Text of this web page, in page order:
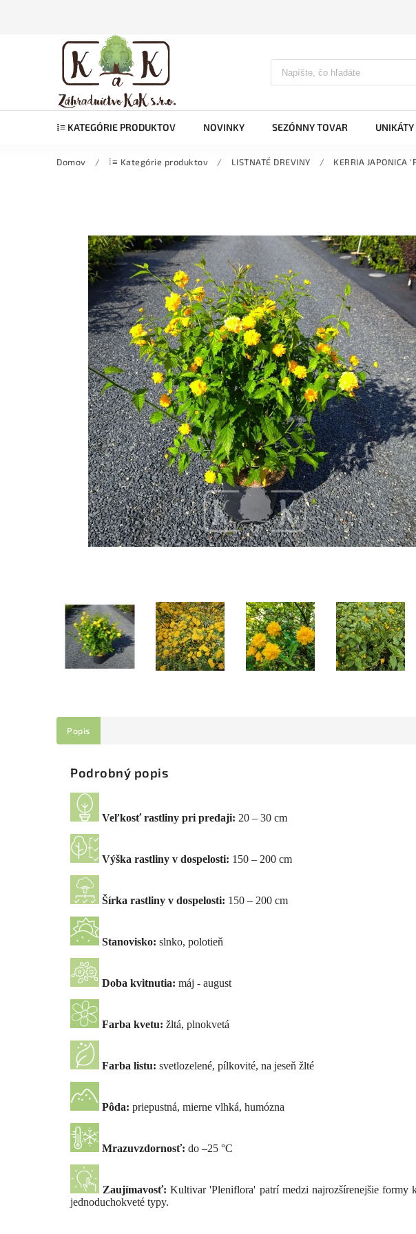
⁞≡ KATEGÓRIE PRODUKTOV NOVINKY SEZÓNNY TOVAR
Domov / ⁞≡ Kategórie produktov / LISTNATÉ DREVINY / KERRIA JAPONICA
Popis
Podrobný popis
Veľkosť rastliny pri predaji: 20 – 30 cm
Výška rastliny v dospelosti: 150 – 200 cm
Šírka rastliny v dospelosti: 150 – 200 cm
Stanovisko: slnko, polotieň
Doba kvitnutia: máj - august
Farba kvetu: žltá, plnokvetá
Farba listu: svetlozelené, pílkovité, na jeseň žlté
Pôda: priepustná, mierne vlhká, humózna
Mrazuvzdornosť: do –25 °C
Zaujímavosť:Kultivar 'Pleniflora' patrí medzi najrozšírenejšie formy
jednoduchokveté typy.